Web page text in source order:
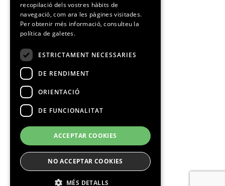
recopilació dels vostres hàbits de
navegació, com ara les pàgines visitades.
Per obtenir més informació, consulteu la
política de galetes.
ESTRICTAMENT NECESSARIES
DE RENDIMENT
ORIENTACIÓ
DE FUNCIONALITAT
ACCEPTAR COOKIES
NO ACCEPTAR COOKIES
MÉS DETALLS